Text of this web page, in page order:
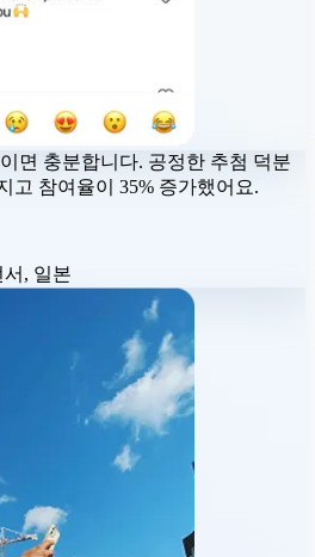
면 충분합니다. 공정한 추첨 덕분
고 참여율이 35% 증가했어요.
, 일본